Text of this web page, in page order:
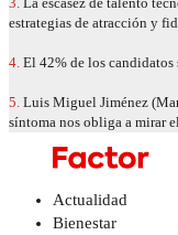
estrategias de atracción y
4. El 42% de los candidatos
5. Luis Miguel Jiménez
síntoma nos obliga a mirar
Actualidad
Bienestar